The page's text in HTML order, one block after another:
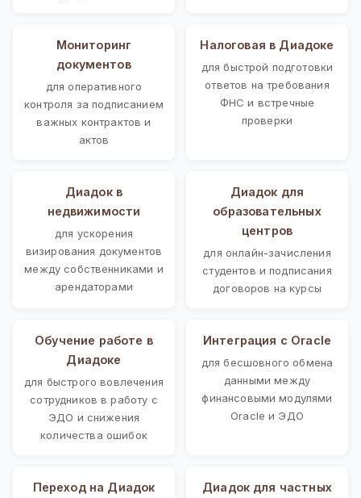
Мониторинг
документов
для оперативного
контроля за подписанием
важных контрактов и
актов
Налоговая в Диадоке
для быстрой подготовки
ответов на требования
ФНС и встречные
проверки
Диадок в
недвижимости
для ускорения
визирования документов
между собственниками и
арендаторами
Диадок для
образовательных
центров
для онлайн-зачисления
студентов и подписания
договоров на курсы
Обучение работе в
Диадоке
для быстрого вовлечения
сотрудников в работу с
ЭДО и снижения
количества ошибок
Интеграция с Oracle
для бесшовного обмена
данными между
финансовыми модулями
Oracle и ЭДО
Переход на Диадок
Диадок для частных